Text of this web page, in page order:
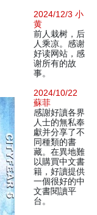
2024/12/3 小
黄
前人栽树，后
人乘凉。感谢
好读网站，感
谢所有的故
事。
2024/10/22
蘇菲
感謝好讀各界
人士的無私奉
獻并分享了不
同種類的書
藏。在異地難
以購買中文書
籍，好讀提供
一個很好的中
文書閱讀平
台。